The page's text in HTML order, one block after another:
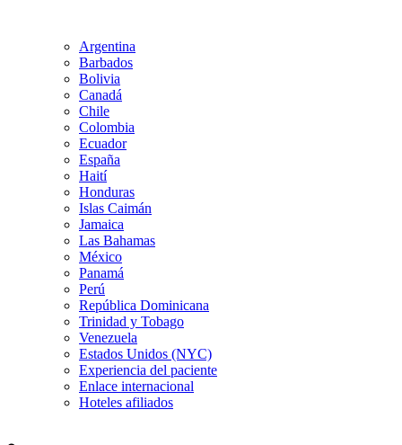
Argentina
Barbados
Bolivia
Canadá
Chile
Colombia
Ecuador
España
Haití
Honduras
Islas Caimán
Jamaica
Las Bahamas
México
Panamá
Perú
República Dominicana
Trinidad y Tobago
Venezuela
Estados Unidos (NYC)
Experiencia del paciente
Enlace internacional
Hoteles afiliados